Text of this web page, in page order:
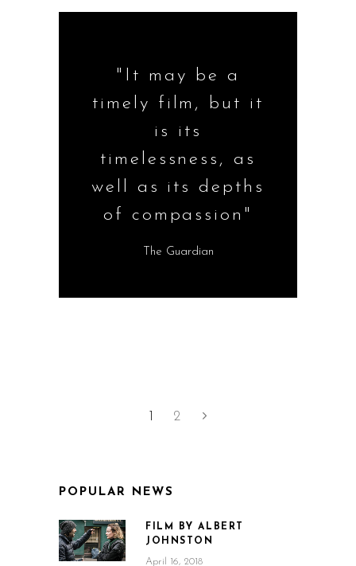
"It may be a
timely film, but it
is its
timelessness, as
well as its depths
of compassion"
The Guardian
2
POPULAR NEWS
FILM BY ALBERT
JOHNSTON
April 16, 2018